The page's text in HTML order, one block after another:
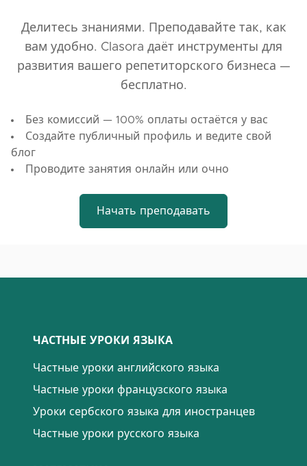
Делитесь знаниями. Преподавайте так, как
вам удобно. Clasora даёт инструменты для
развития вашего репетиторского бизнеса —
бесплатно.
Без комиссий — 100% оплаты остаётся у вас
Создайте публичный профиль и ведите свой
блог
Проводите занятия онлайн или очно
Начать преподавать
ЧАСТНЫЕ УРОКИ ЯЗЫКА
Частные уроки английского языка
Частные уроки французского языка
Уроки сербского языка для иностранцев
Частные уроки русского языка